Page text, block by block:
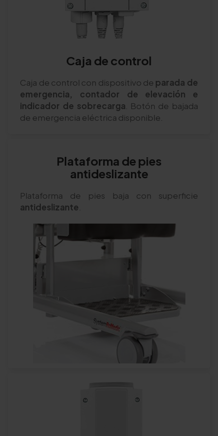
Caja de control
Caja de control con dispositivo de parada de
emergencia, contador de elevación e
indicador de sobrecarga . Botón de bajada
de emergencia eléctrica disponible.
Plataforma de pies
antideslizante
Plataforma de pies baja con superficie
antideslizante